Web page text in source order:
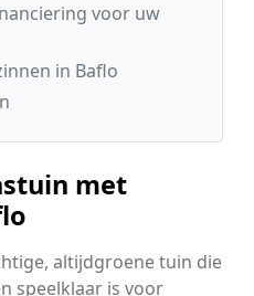
voor uw
in Baflo
met
altijdgroene tuin die
speelklaar is voor